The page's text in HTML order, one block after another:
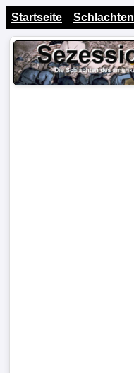
Startseite Schlachten